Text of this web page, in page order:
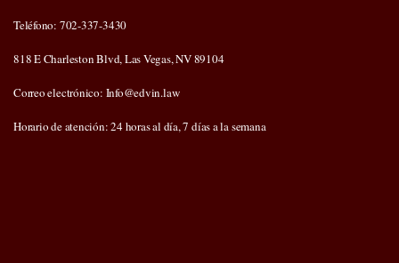
Teléfono: 702-337-3430
818 E Charleston Blvd, Las Vegas, NV 89104
Correo electrónico: Info@edvin.law
Horario de atención: 24 horas al día, 7 días a la semana